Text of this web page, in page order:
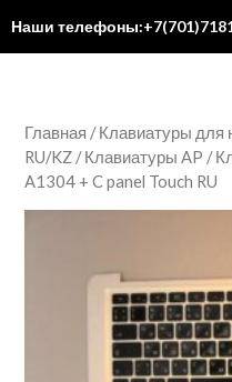
Наши
Главная /Клавиатуры для
RU/KZ /Клавиатуры AP /
A1304 + C panel Touch RU